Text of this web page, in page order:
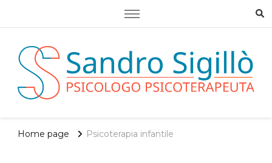
Psicoterapeuta a Pavona di Albano
Home page Psicoterapia infantile